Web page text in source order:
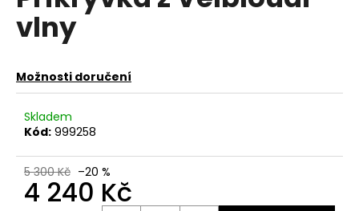
z
vlny
Možnosti doručení
Skladem
Kód: 999258
5 300 Kč –20 %
4 240 Kč
a
j
t